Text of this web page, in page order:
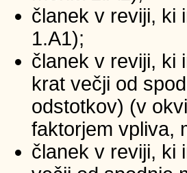
članek v reviji, ki
1.A1);
članek v reviji, ki
krat večji od
odstotkov) (v
faktorjem vpliva,
članek v reviji, ki